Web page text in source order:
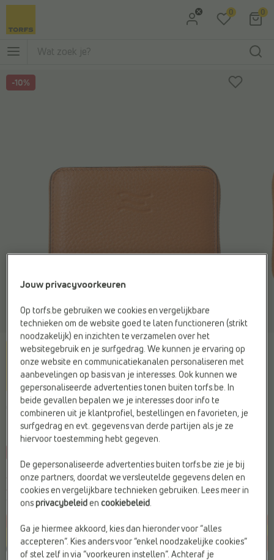
Ga naar Hoofdmenu
0 0
-10%
CRINKLES
Ritsportemonnee oranje
Je bespaart€ 4,-
€ 39,95 € 35,95
Vorige laagste prijs: € 35,95
Jouw privacyvoorkeuren
Op torfs.be gebruiken we cookies en vergelijkbare
technieken om de website goed te laten functioneren (strikt
noodzakelijk) en inzichten te verzamelen over het
websitegebruik en je surfgedrag. We kunnen je ervaring op
onze website en communicatiekanalen personaliseren met
aanbevelingen op basis van je interesses. Ook kunnen we
gepersonaliseerde advertenties tonen buiten torfs.be. In
beide gevallen bepalen we je interesses door info te
combineren uit je klantprofiel, bestellingen en favorieten, je
surfgedrag en evt. gegevens van derde partijen als je ze
hiervoor toestemming hebt gegeven.
De gepersonaliseerde advertenties buiten torfs.be zie je bij
onze partners, doordat we versleutelde gegevens delen en
cookies en vergelijkbare technieken gebruiken. Lees meer in
ons privacybeleid encookiebeleid.
Ga je hiermee akkoord, kies dan hieronder voor “alles
accepteren”. Kies anders voor “enkel noodzakelijke cookies”
of stel zelf in via “voorkeuren instellen”. Achteraf je